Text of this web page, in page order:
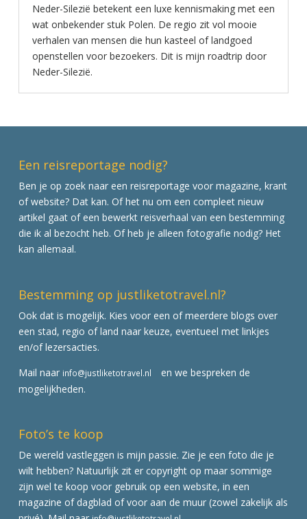
Neder-Silezië betekent een luxe kennismaking met een
wat onbekender stuk Polen. De regio zit vol mooie
verhalen van mensen die hun kasteel of landgoed
openstellen voor bezoekers. Dit is mijn roadtrip door
Neder-Silezië.
Een reisreportage nodig?
Ben je op zoek naar een reisreportage voor magazine, krant
of website? Dat kan. Of het nu om een compleet nieuw
artikel gaat of een bewerkt reisverhaal van een bestemming
die ik al bezocht heb. Of heb je alleen fotografie nodig? Het
kan allemaal.
Bestemming op justliketotravel.nl?
Ook dat is mogelijk. Kies voor een of meerdere blogs over
een stad, regio of land naar keuze, eventueel met linkjes
en/of lezersacties.
Mail naar info@justliketotravel.nl
en we bespreken de
mogelijkheden.
Foto’s te koop
De wereld vastleggen is mijn passie. Zie je een foto die je
wilt hebben? Natuurlijk zit er copyright op maar sommige
zijn wel te koop voor gebruik op een website, in een
magazine of dagblad of voor aan de muur (zowel zakelijk als